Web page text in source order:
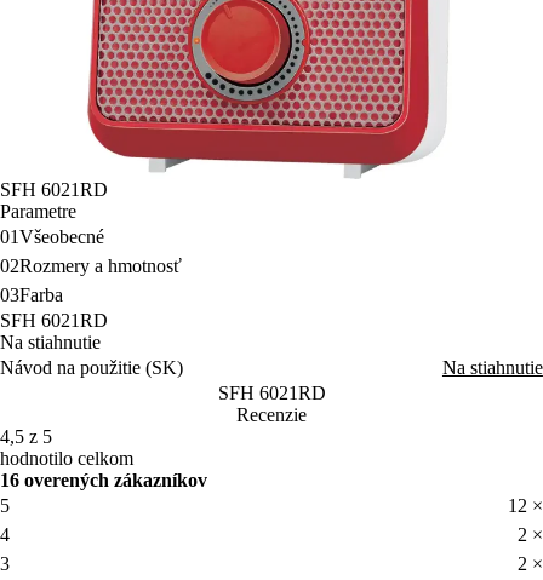
SFH 6021RD
Parametre
01Všeobecné
02Rozmery a hmotnosť
03Farba
SFH 6021RD
Na stiahnutie
Návod na použitie (SK)
Na stiahnutie
SFH 6021RD
Recenzie
4,5 z 5
hodnotilo celkom
16 overených zákazníkov
5
12 ×
4
2 ×
3
2 ×